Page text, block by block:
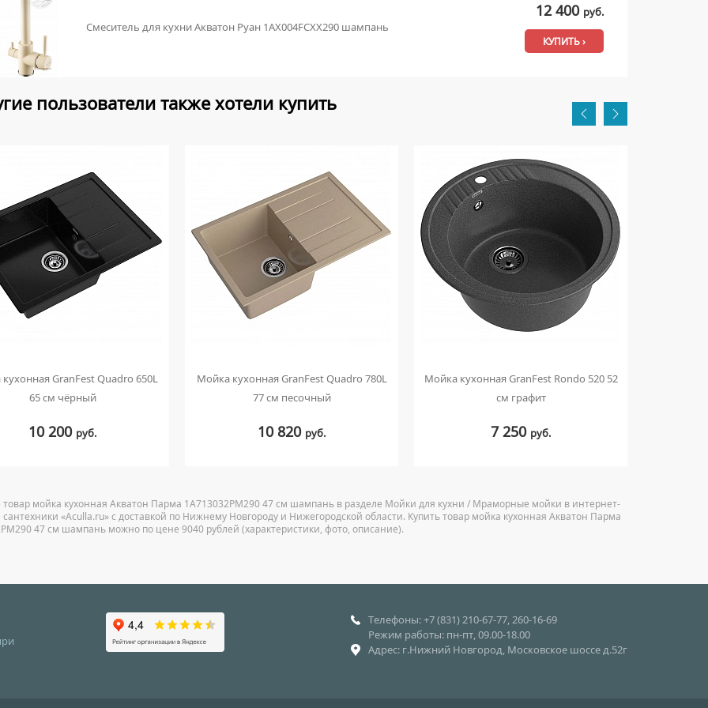
Смеситель для кухни Акватон Руан 1AX004FCXX290 шампань
12 400 руб.
КУПИТЬ ›
пользователи также хотели купить
GranFest Quadro 650L
65 см чёрный
10 200 руб.
Мойка кухонная GranFest Quadro 780L
77 см песочный
10 820 руб.
Мойка кухонная GranFest Rondo 520 52
см графит
7 250 руб.
товар мойка кухонная Акватон Парма 1A713032PM290 47 см шампань в разделе Мойки для кухни / Мраморные мойки в интернет-
«Aculla.ru» с доставкой по Нижнему Новгороду и Нижегородской области. Купить товар мойка кухонная Акватон Парма
47 см шампань можно по цене 9040 рублей (характеристики, фото, описание).
Телефоны: +7 (831) 210-67-77, 260-16-69
Режим работы: пн-пт, 09.00-18.00
Адрес: г.Нижний Новгород, Московское шоссе д.52г